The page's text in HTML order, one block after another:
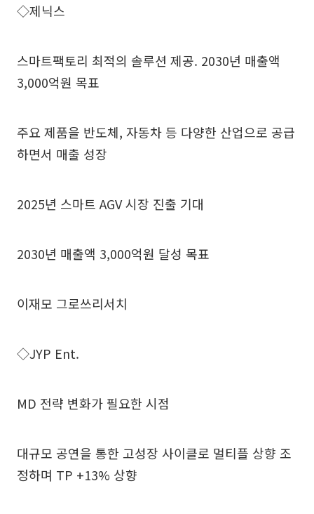
◇제닉스
스마트팩토리 최적의 솔루션 제공. 2030년 매출액
3,000억원 목표
주요 제품을 반도체, 자동차 등 다양한 산업으로 공급
하면서 매출 성장
2025년 스마트 AGV 시장 진출 기대
2030년 매출액 3,000억원 달성 목표
이재모 그로쓰리서치
◇JYP Ent.
MD 전략 변화가 필요한 시점
대규모 공연을 통한 고성장 사이클로 멀티플 상향 조
정하며 TP +13% 상향